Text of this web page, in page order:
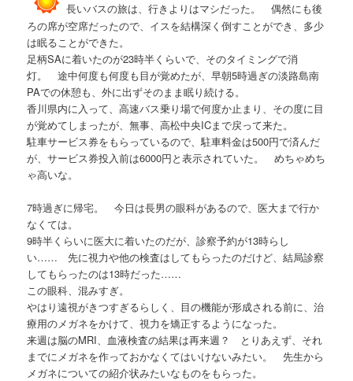
長いバスの旅は、行きよりはマシだった。 偶然にも後
ろの席が空席だったので、イスを結構深く倒すことができ、多少
は眠ることができた。
足柄SAに着いたのが23時半くらいで、そのタイミングで消
灯。 途中何度も何度も目が覚めたが、早朝5時過ぎの淡路島南
PAでの休憩も、外に出ずそのまま眠り続ける。
香川県内に入って、高速バス乗り場で何度か止まり、その度に目
が覚めてしまったが、無事、高松中央ICまで戻って来た。
駐車サービス券をもらっているので、駐車料金は500円で済んだ
が、サービス券投入前は6000円と表示されていた。 めちゃめち
ゃ高いな。
7時過ぎに帰宅。 今日は長男の眼科があるので、医大まで行か
なくては。
9時半くらいに医大に着いたのだが、診察予約が13時らし
い…… 先に視力や他の検査はしてもらったのだけど、結局診察
してもらったのは13時だった……
この眼科、混みすぎ。
やはり遠視がきつすぎるらしく、目の機能が形成される前に、治
療用のメガネをかけて、視力を矯正するようになった。
来週は脳のMRI、血液検査の結果は再来週？ とりあえず、それ
までにメガネを作っておかなくてはいけないみたい。 先生から
メガネについての紹介状みたいなものをもらった。